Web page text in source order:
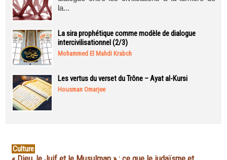
la...
La sira prophétique comme modèle de dialogue
intercivilisationnel (2/3)
Mohammed El Mahdi Krabch
Les vertus du verset du Trône – Ayat al-Kursi
Housman Omarjee
Culture